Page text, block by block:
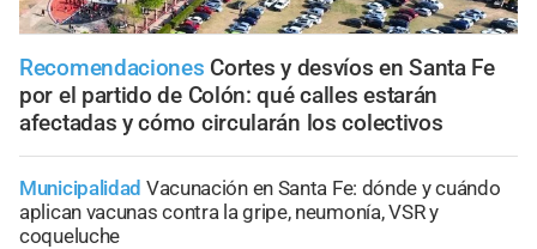
Recomendaciones Cortes y desvíos en Santa Fe
por el partido de Colón: qué calles estarán
afectadas y cómo circularán los colectivos
Municipalidad Vacunación en Santa Fe: dónde y cuándo
aplican vacunas contra la gripe, neumonía, VSR y
coqueluche